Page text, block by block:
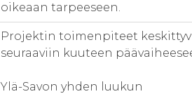
oikeaan tarpeeseen.
Projektin toimenpiteet
seuraaviin kuuteen
Ylä-Savon yhden luukun